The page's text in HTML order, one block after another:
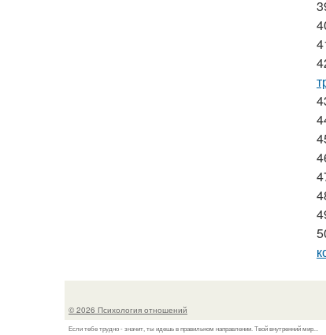
© 2026 Психология отношений
Если тебе трудно - значит, ты идешь в правильном направлении. Твой внутренний мир...